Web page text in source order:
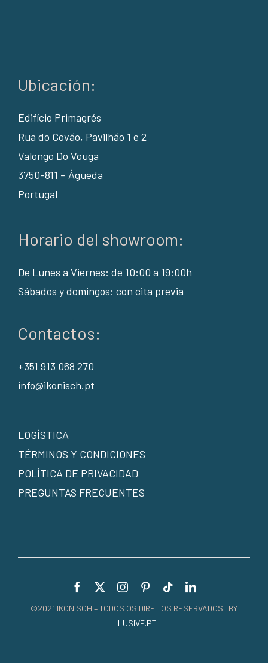
Ubicación:
Edifício Primagrés
Rua do Covão, Pavilhão 1 e 2
Valongo Do Vouga
3750-811 – Águeda
Portugal
Horario del showroom:
De Lunes a Viernes: de 10:00 a 19:00h
Sábados y domingos: con cita previa
Contactos:
+351 913 068 270
info@ikonisch.pt
LOGÍSTICA
TÉRMINOS Y CONDICIONES
POLÍTICA DE PRIVACIDAD
PREGUNTAS FRECUENTES
©2021 IKONISCH – TODOS OS DIREITOS RESERVADOS | BY
ILLUSIVE.PT